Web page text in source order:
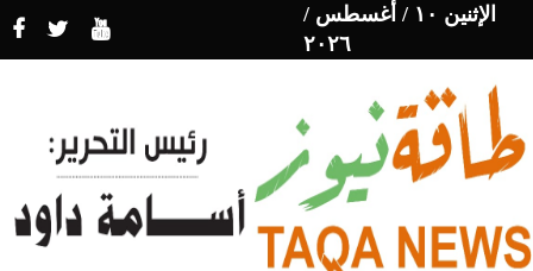
الإثنين ١٠ / أغسطس /
٢٠٢٦